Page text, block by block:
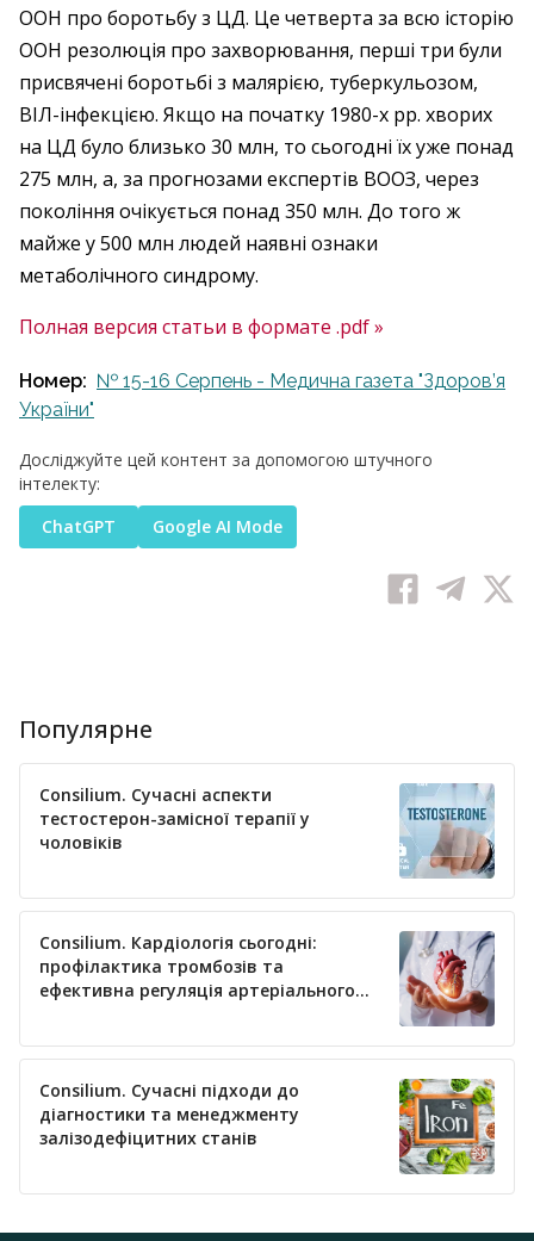
ООН про боротьбу з ЦД. Це четверта за всю історію
ООН резолюція про захворювання, перші три були
присвячені боротьбі з малярією, туберкульозом,
ВІЛ-інфекцією. Якщо на початку 1980-х рр. хворих
на ЦД було близько 30 млн, то сьогодні їх уже понад
275 млн, а, за прогнозами експертів ВООЗ, через
покоління очікується понад 350 млн. До того ж
майже у 500 млн людей наявні ознаки
метаболічного синдрому.
Полная версия статьи в формате .pdf »
Номер: № 15-16 Серпень - Медична газета "Здоров’я
України"
Досліджуйте цей контент за допомогою штучного
інтелекту:
ChatGPT
Google AI Mode
Популярне
Consilium. Сучасні аспекти
тестостерон-замісної терапії у
чоловіків
Consilium. Кардіологія сьогодні:
профілактика тромбозів та
ефективна регуляція артеріального
Consilium. Сучасні підходи до
діагностики та менеджменту
залізодефіцитних станів